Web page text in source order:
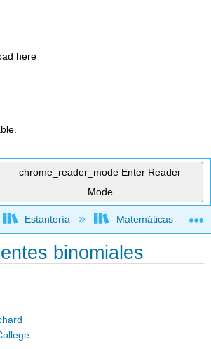
here
chrome_reader_mode Enter Reader
Mode
jerarquía global
Estantería Matemáticas
binomiales